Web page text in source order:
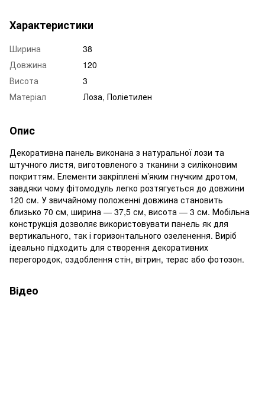
Характеристики
Ширина
38
Довжина
120
Висота
3
Матеріал
Лоза, Поліетилен
Опис
Декоративна панель виконана з натуральної лози та
штучного листя, виготовленого з тканини з силіконовим
покриттям. Елементи закріплені м’яким гнучким дротом,
завдяки чому фітомодуль легко розтягується до довжини
120 см. У звичайному положенні довжина становить
близько 70 см, ширина — 37,5 см, висота — 3 см. Мобільна
конструкція дозволяє використовувати панель як для
вертикального, так і горизонтального озеленення. Виріб
ідеально підходить для створення декоративних
перегородок, оздоблення стін, вітрин, терас або фотозон.
Відео